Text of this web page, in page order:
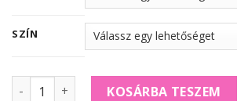
SZÍN
ROLITA kivágott LENVÁSZON FELSŐ
KOSÁRBA TESZEM